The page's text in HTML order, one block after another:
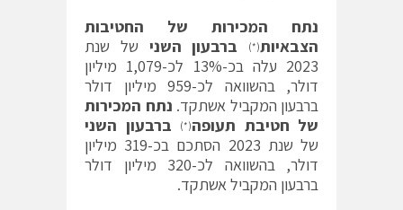
נתח המכירות של החטיבות
הצבאיות(*) ברבעון השני של שנת
2023 עלה בכ-13% לכ-1,079 מיליון
דולר, בהשוואה לכ-959 מיליון דולר
ברבעון המקביל אשתקד. נתח המכירות
של חטיבת תעופה(*)
ברבעון השני
של שנת 2023 הסתכם בכ-319 מיליון
דולר, בהשוואה לכ-320 מיליון דולר
ברבעון המקביל אשתקד.